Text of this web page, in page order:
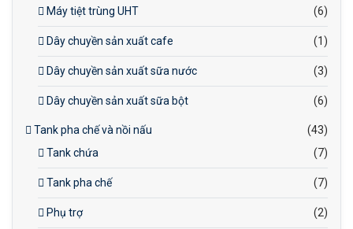
Máy tiệt trùng UHT (6)
Dây chuyền sản xuất cafe (1)
Dây chuyền sản xuất sữa nước (3)
Dây chuyền sản xuất sữa bột (6)
Tank pha chế và nồi nấu
(43)
Tank chứa
(7)
Tank pha chế (7)
Phụ trợ (2)